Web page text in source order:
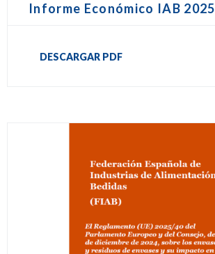
Informe Económico IAB 2025
DESCARGAR PDF